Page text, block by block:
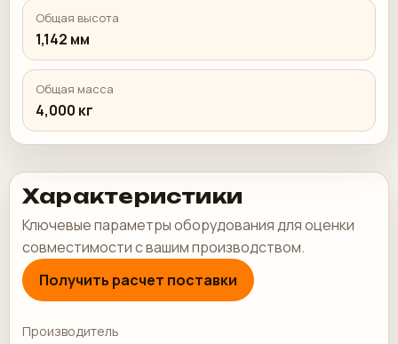
Общая высота
1,142 мм
Общая масса
4,000 кг
Характеристики
Ключевые параметры оборудования для оценки
совместимости с вашим производством.
Получить расчет поставки
Производитель